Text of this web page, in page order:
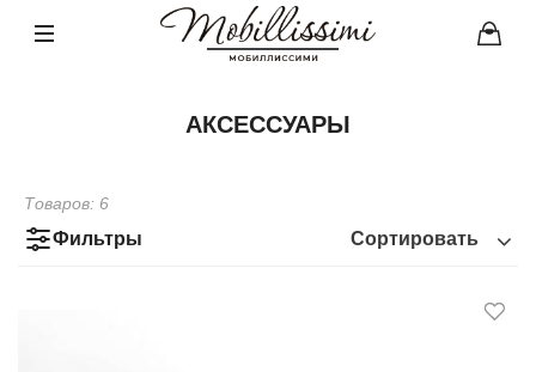
АКСЕССУАРЫ
Фильтры Сортировать
Товаров: 6